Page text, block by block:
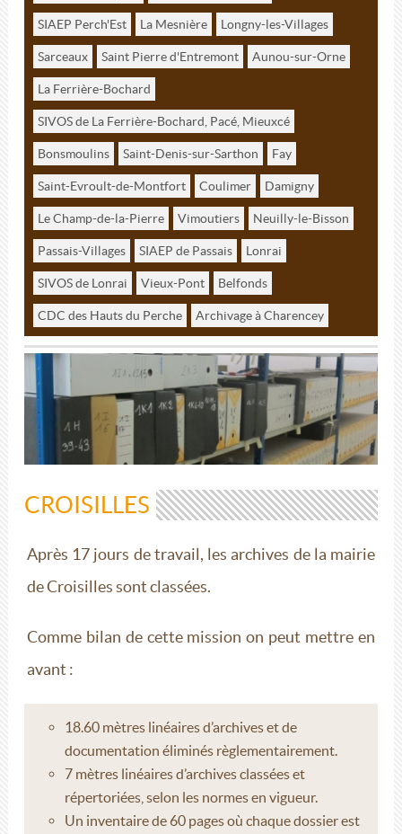
SIAEP Perch'Est La Mesnière Longny-les-Villages
Sarceaux Saint Pierre d'Entremont Aunou-sur-Orne
La Ferrière-Bochard
SIVOS de La Ferrière-Bochard, Pacé, Mieuxcé
Bonsmoulins Saint-Denis-sur-Sarthon Fay
Saint-Evroult-de-Montfort Coulimer Damigny
Le Champ-de-la-Pierre Vimoutiers Neuilly-le-Bisson
Passais-Villages SIAEP de Passais Lonrai
SIVOS de Lonrai Vieux-Pont Belfonds
CDC des Hauts du Perche Archivage à Charencey
CROISILLES
Après 17 jours de travail, les archives de la mairie
de Croisilles sont classées.
Comme bilan de cette mission on peut mettre en
avant :
18.60 mètres linéaires d’archives et de
documentation éliminés règlementairement.
7 mètres linéaires d’archives classées et
répertoriées, selon les normes en vigueur.
Un inventaire de 60 pages où chaque dossier est